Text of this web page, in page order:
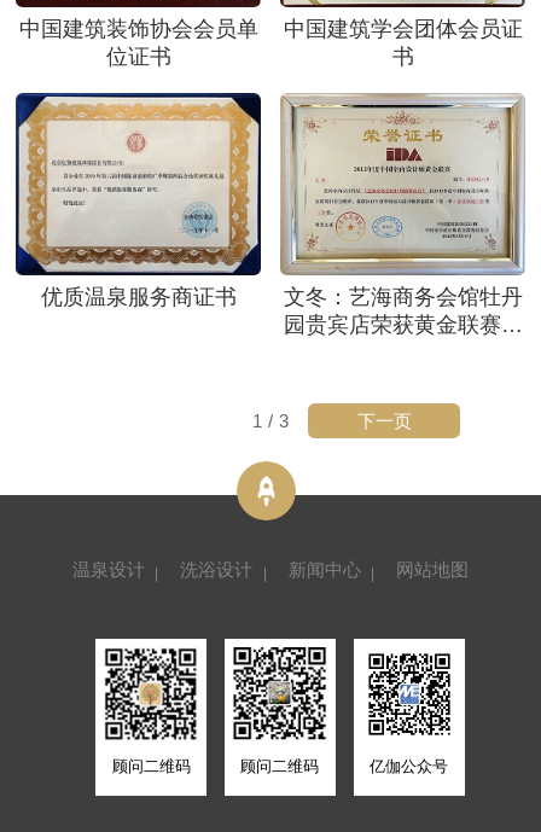
中国建筑装饰协会会员单
位证书
中国建筑学会团体会员证
书
优质温泉服务商证书
文冬：艺海商务会馆牡丹
园贵宾店荣获黄金联赛证
1 / 3 下一页
温泉设计 洗浴设计 新闻中心 网站地图
顾问二维码 顾问二维码 亿伽公众号